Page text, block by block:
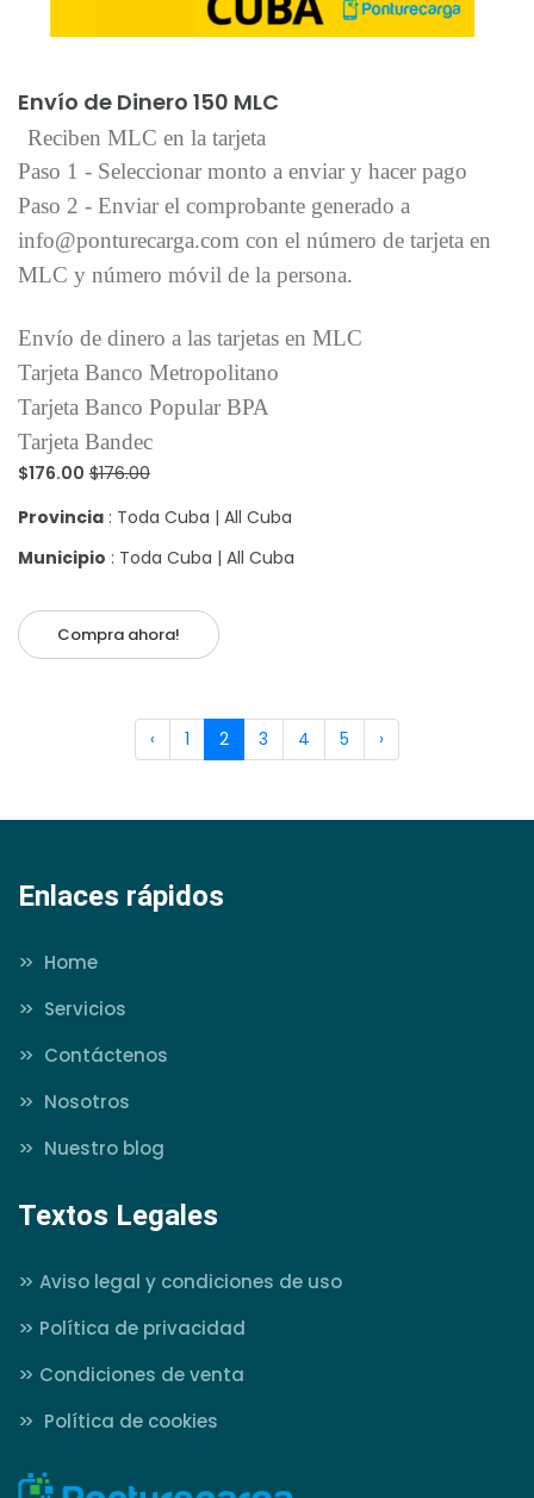
Envío de Dinero 150 MLC
Reciben MLC en la tarjeta
Paso 1 - Seleccionar monto a enviar y hacer pago
Paso 2 - Enviar el comprobante generado a
info@ponturecarga.com con el número de tarjeta en
MLC y número móvil de la persona.
Envío de dinero a las tarjetas en MLC
Tarjeta Banco Metropolitano
Tarjeta Banco Popular BPA
Tarjeta Bandec
$176.00 $176.00
Provincia : Toda Cuba | All Cuba
Municipio : Toda Cuba | All Cuba
Compra ahora!
‹ 1 2 3 4 5 ›
Enlaces rápidos
>>
Home
>>
Servicios
>>
Contáctenos
>>
Nosotros
>>
Nuestro blog
Textos Legales
>> Aviso legal y condiciones de uso
>> Política de privacidad
>> Condiciones de venta
>>
Política de cookies